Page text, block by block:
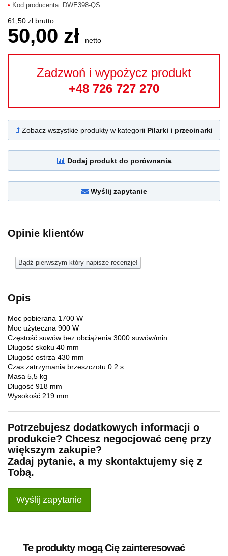
• Kod producenta: DWE398-QS
61,50 zł brutto
50,00 zł netto
Zadzwoń i wypożycz produkt
+48 726 727 270
Zobacz wszystkie produkty w kategorii Pilarki i przecinarki
Dodaj produkt do porównania
Wyślij zapytanie
Opinie klientów
Bądź pierwszym który napisze recenzję!
Opis
Moc pobierana 1700 W
Moc użyteczna 900 W
Częstość suwów bez obciążenia 3000 suwów/min
Długość skoku 40 mm
Długość ostrza 430 mm
Czas zatrzymania brzeszczotu 0.2 s
Masa 5,5 kg
Długość 918 mm
Wysokość 219 mm
Potrzebujesz dodatkowych informacji o
produkcie? Chcesz negocjować cenę przy
większym zakupie?
Zadaj pytanie, a my skontaktujemy się z
Tobą.
Wyślij zapytanie
Te produkty mogą Cię zainteresować